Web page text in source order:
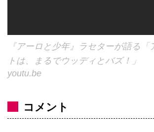
『アーロと少年』ラセターが語る「
トは、まるでウッディとバズ！」
youtu.be
コメント